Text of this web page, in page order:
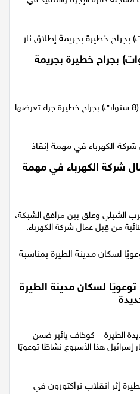
إصابة طفلة (8 سنوات) بجراح خطيرة بجريمة
أصيبت مساء اليوم الاثنين، طفلة (8 سنوات) بجراح خطيرة جراء تعرضها
شركة الكهرباء في مهمة
الشبلي وعلق بين مرافق الشبكة،
من قِبل عمال شركة الكهرباء.
لسكان مدينة الطيرة
الطيرة – كوخاف يائير ضمن
هذا الأسبوع نشاطًا توعويًا